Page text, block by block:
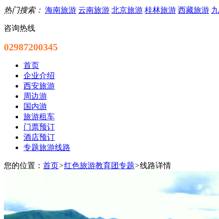
热门搜索： 海南旅游 云南旅游 北京旅游 桂林旅游 西藏旅游
咨询热线
02987200345
首页
企业介绍
西安旅游
周边游
国内游
旅游租车
门票预订
酒店预订
专题旅游线路
您的位置： 首页>红色旅游教育团专题>线路详情